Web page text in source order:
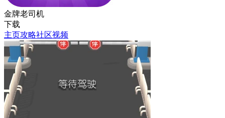
金牌老司机
下载
主页攻略社区视频